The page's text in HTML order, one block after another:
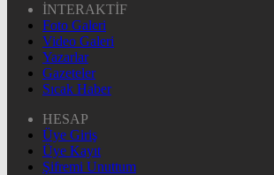
İNTERAKTİF
Foto Galeri
Video Galeri
Yazarlar
Gazeteler
Sıcak Haber
HESAP
Üye Giriş
Üye Kayıt
Şifremi Unuttum